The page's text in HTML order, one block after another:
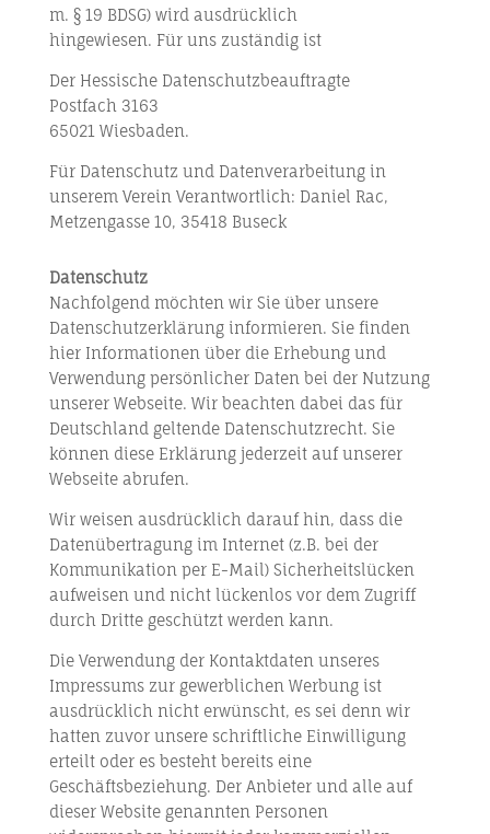
m. § 19 BDSG) wird ausdrücklich
hingewiesen. Für uns zuständig ist
Der Hessische Datenschutzbeauftragte
Postfach 3163
65021 Wiesbaden.
Für Datenschutz und Datenverarbeitung in
unserem Verein Verantwortlich: Daniel Rac,
Metzengasse 10, 35418 Buseck
Datenschutz
Nachfolgend möchten wir Sie über unsere
Datenschutzerklärung informieren. Sie finden
hier Informationen über die Erhebung und
Verwendung persönlicher Daten bei der Nutzung
unserer Webseite. Wir beachten dabei das für
Deutschland geltende Datenschutzrecht. Sie
können diese Erklärung jederzeit auf unserer
Webseite abrufen.
Wir weisen ausdrücklich darauf hin, dass die
Datenübertragung im Internet (z.B. bei der
Kommunikation per E-Mail) Sicherheitslücken
aufweisen und nicht lückenlos vor dem Zugriff
durch Dritte geschützt werden kann.
Die Verwendung der Kontaktdaten unseres
Impressums zur gewerblichen Werbung ist
ausdrücklich nicht erwünscht, es sei denn wir
hatten zuvor unsere schriftliche Einwilligung
erteilt oder es besteht bereits eine
Geschäftsbeziehung. Der Anbieter und alle auf
dieser Website genannten Personen